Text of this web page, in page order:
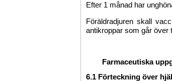
Efter 1 månad har
Föräldradjuren skall
antikroppar som går över
Farmaceutiska
6.1 Förteckning över